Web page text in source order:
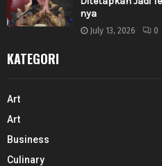
nya
July 13, 2026 0
KATEGORI
Art
Art
Business
Culinary